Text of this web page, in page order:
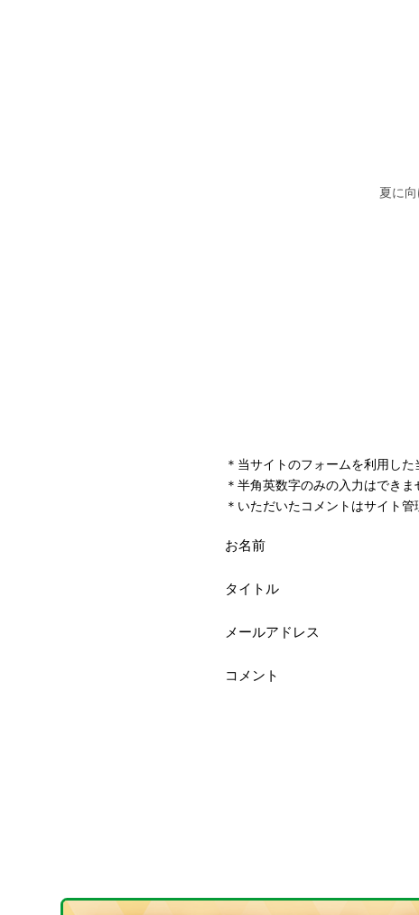
＊当サイトのフォームを利用し
＊半角英数字のみの入力はできま
＊いただいたコメントはサイト
お名前
タイトル
メールアドレス
コメント